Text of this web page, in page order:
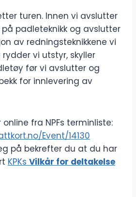
turen. Innen vi avslutter
på padleteknikk og avslutter
av redningsteknikkene vi
vi utstyr, skyller
før vi avslutter og
for innlevering av
online fra NPFs terminliste:
Event/14130
på bekrefter du at du har
KPKs Vilkår for deltakelse